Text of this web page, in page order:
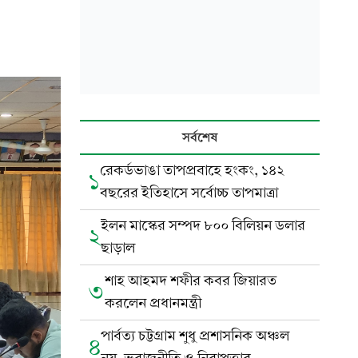
সর্বশেষ
১রেকর্ডভাঙা তাপপ্রবাহে হংকং, ১৪২
বছরের ইতিহাসে সর্বোচ্চ তাপমাত্রা
২ইলন মাস্কের সম্পদ ৮০০ বিলিয়ন ডলার
ছাড়াল
৩শাহ আহমদ শফীর কবর জিয়ারত
করলেন প্রধানমন্ত্রী
৪পার্বত্য চট্টগ্রাম শুধু প্রশাসনিক অঞ্চল